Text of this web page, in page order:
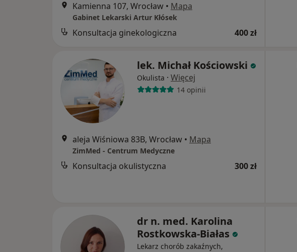
Kamienna 107, Wrocław • Mapa
Gabinet Lekarski Artur Kłósek
Konsultacja ginekologiczna 400 zł
lek. Michał Kościowski
Okulista · Więcej
14 opinii
aleja Wiśniowa 83B, Wrocław • Mapa
ZimMed - Centrum Medyczne
Konsultacja okulistyczna 300 zł
dr n. med. Karolina
Rostkowska-Białas
Lekarz chorób zakaźnych,